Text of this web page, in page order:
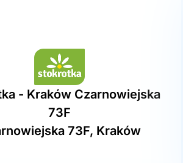
- Kraków Czarnowiejska
73F
73F, Kraków